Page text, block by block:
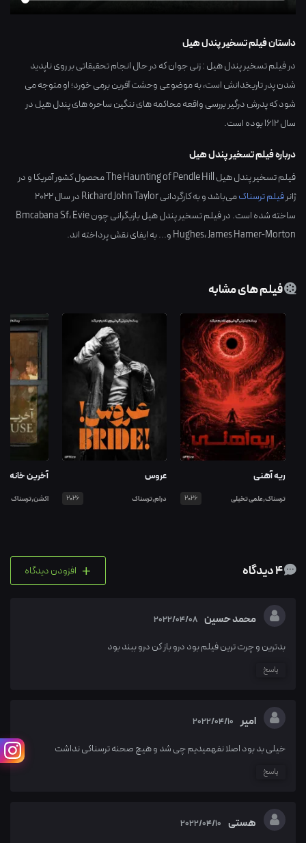
داستان فیلم تسخیر پندل هیل
در فیلم تسخیر پندل هیل : زنی جوان که در حال انجام تحقیقاتی بر روی ناپدید
شدن پدر تاریخدانش است، به موضوعی وحشت آفرین برمی خورد؛ او متوجه می
شود که پدرش درگیر بررسی واقعه محاکمه های ننگین ساحره های پندل هیل در
سال 1612 بوده است.
درباره فیلم تسخیر پندل هیل
فیلم تسخیر پندل هیل The Haunting of Pendle Hill محصول کشور آمریکاو در
ژانرفیلم ترسناکمی‌باشد و به کارگردانیRichard John Taylorدر سال2022
ساخته شده است. در فیلم تسخیر پندل هیل بازیگرانی چون
Bmcabana Sf،Evie
Hughes،James Hamer-Morton و... به ایفای نقش پرداخته اند.
فیلم های مشابه
ریه آهنی
ترسناک,علمی تخیلی 2026
عروس
درام,ترسناک 2026
آخرین خانه
اکشن,ترسناک
+ افزودن دیدگاه
محمد حسین 2022/04/08
بدترین و چرت ترین فیلم بود درو باز کن درو ببند بود
پاسخ
امیر 2022/04/10
خیلی بد بود اصلا نفهمیدیم چی شد و هیچ صحنه ترسناکی نداشت
پاسخ
هستی 2022/04/10